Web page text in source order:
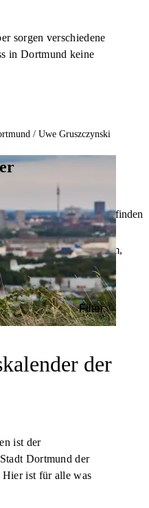
sorgen verschiedene
in Dortmund keine
/ Uwe Gruszczynski
der
ist der
Dortmund der
Hier ist für alle was
Konzerte gibt es am
Dortmunds finden
Museumsführung übers
dabei nach Datum,
auswählen. Viel Spaß!
Filter